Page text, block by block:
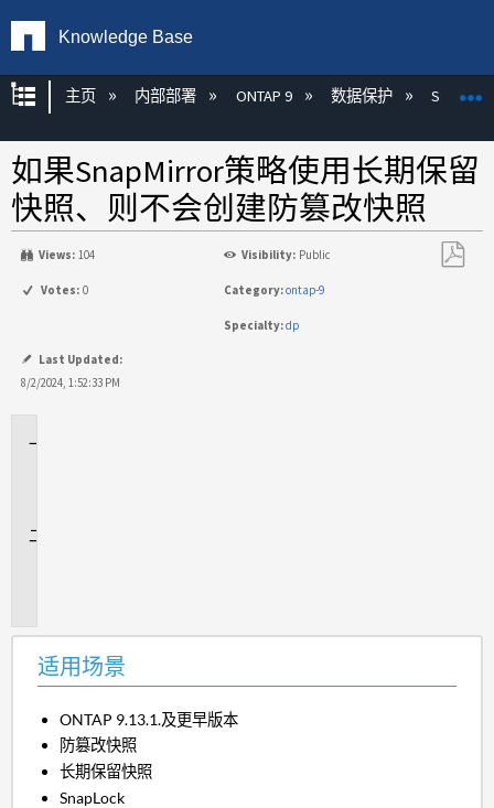
Knowledge Base
扩展/隐缩全局层次
主页 内部部署 ONTAP 9 数据保护
如果SnapMirror策略使用长期保留
快照、则不会创建防篡改快照
Views: 104 Visibility: Public
Votes: 0 Category:ontap-9
Specialty:dp
Last Updated:
8/2/2024, 1:52:33 PM
适用场景
ONTAP 9.13.1.及更早版本
防篡改快照
长期保留快照
SnapLock